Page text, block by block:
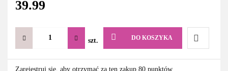
39.99
szt. DO KOSZYKA
Do
Zarejestruj się, aby otrzymać za ten zakup 80 punktów